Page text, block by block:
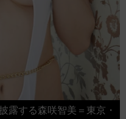
露する森咲智美＝東京・